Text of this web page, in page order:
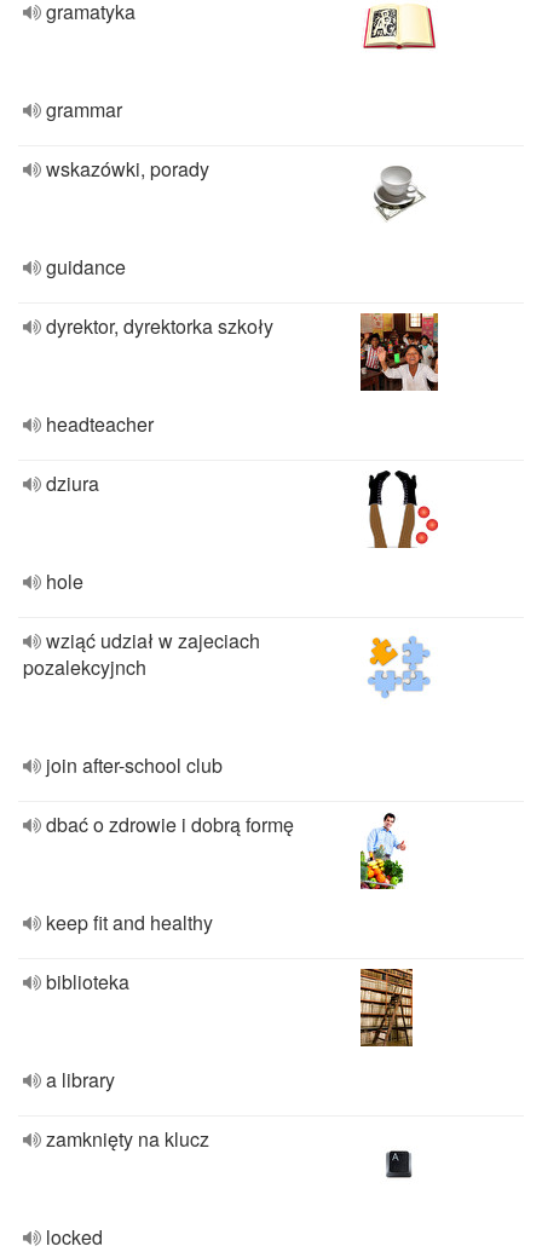
gramatyka
grammar
wskazówki, porady
guidance
dyrektor, dyrektorka szkoły
headteacher
dziura
hole
wziąć udział w zajeciach
pozalekcyjnch
join after-school club
dbać o zdrowie i dobrą formę
keep fit and healthy
biblioteka
a library
zamknięty na klucz
locked